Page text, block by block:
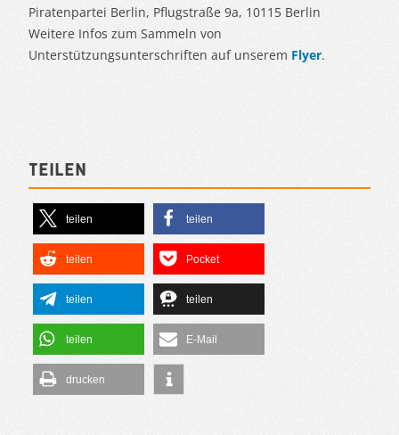
Piratenpartei Berlin, Pflugstraße 9a, 10115 Berlin
Weitere Infos zum Sammeln von
Unterstützungsunterschriften auf unserem Flyer.
Teilen
teilen teilen
teilen Pocket
teilen teilen
teilen E-Mail
drucken